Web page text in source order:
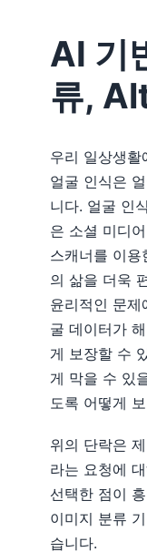
AI 기
류,
우리 일상생
얼굴 인식은
니다. 얼굴 인
은 소셜 미디
스캐너를 이
의 삶을 더욱
윤리적인 문
굴 데이터가
게 보장할 수
게 막을 수 있
도록 어떻게
위의 단락은
라는 요청에
선택한 점이
이미지 분류
습니다.